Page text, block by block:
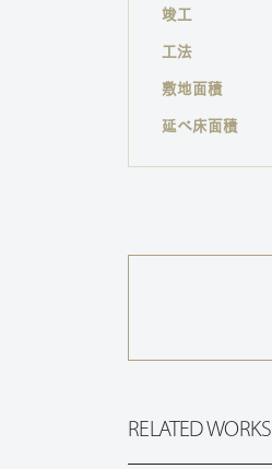
竣工
工法
敷地面積
延べ床面積
RELATED WORKS